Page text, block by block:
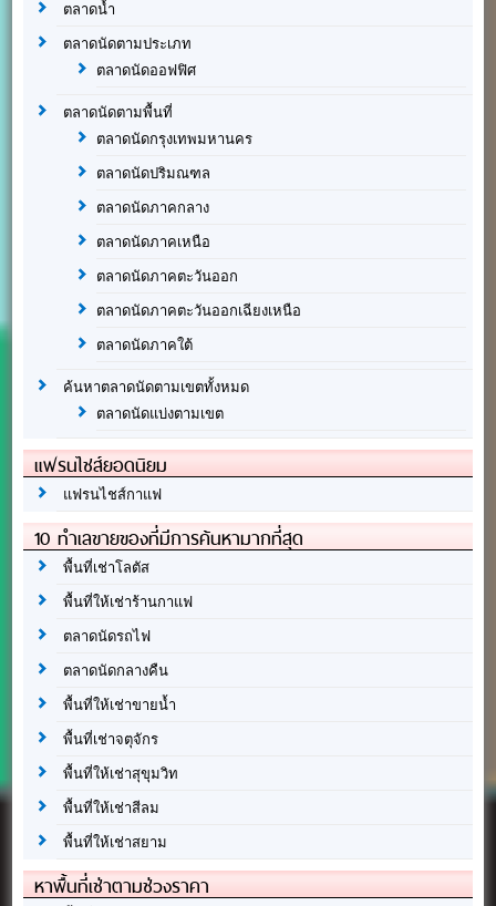
ตลาดน้ำ
ตลาดนัดตามประเภท
ตลาดนัดออฟฟิศ
ตลาดนัดตามพื้นที่
ตลาดนัดกรุงเทพมหานคร
ตลาดนัดปริมณฑล
ตลาดนัดภาคกลาง
ตลาดนัดภาคเหนือ
ตลาดนัดภาคตะวันออก
ตลาดนัดภาคตะวันออกเฉียงเหนือ
ตลาดนัดภาคใต้
ค้นหาตลาดนัดตามเขตทั้งหมด
ตลาดนัดแบ่งตามเขต
แฟรนไชส์ยอดนิยม
แฟรนไชส์กาแฟ
10 ทำเลขายของที่มีการค้นหามากที่สุด
พื้นที่เช่าโลตัส
พื้นที่ให้เช่าร้านกาแฟ
ตลาดนัดรถไฟ
ตลาดนัดกลางคืน
พื้นที่ให้เช่าขายน้ำ
พื้นที่เช่าจตุจักร
พื้นที่ให้เช่าสุขุมวิท
พื้นที่ให้เช่าสีลม
พื้นที่ให้เช่าสยาม
หาพื้นที่เช่าตามช่วงราคา